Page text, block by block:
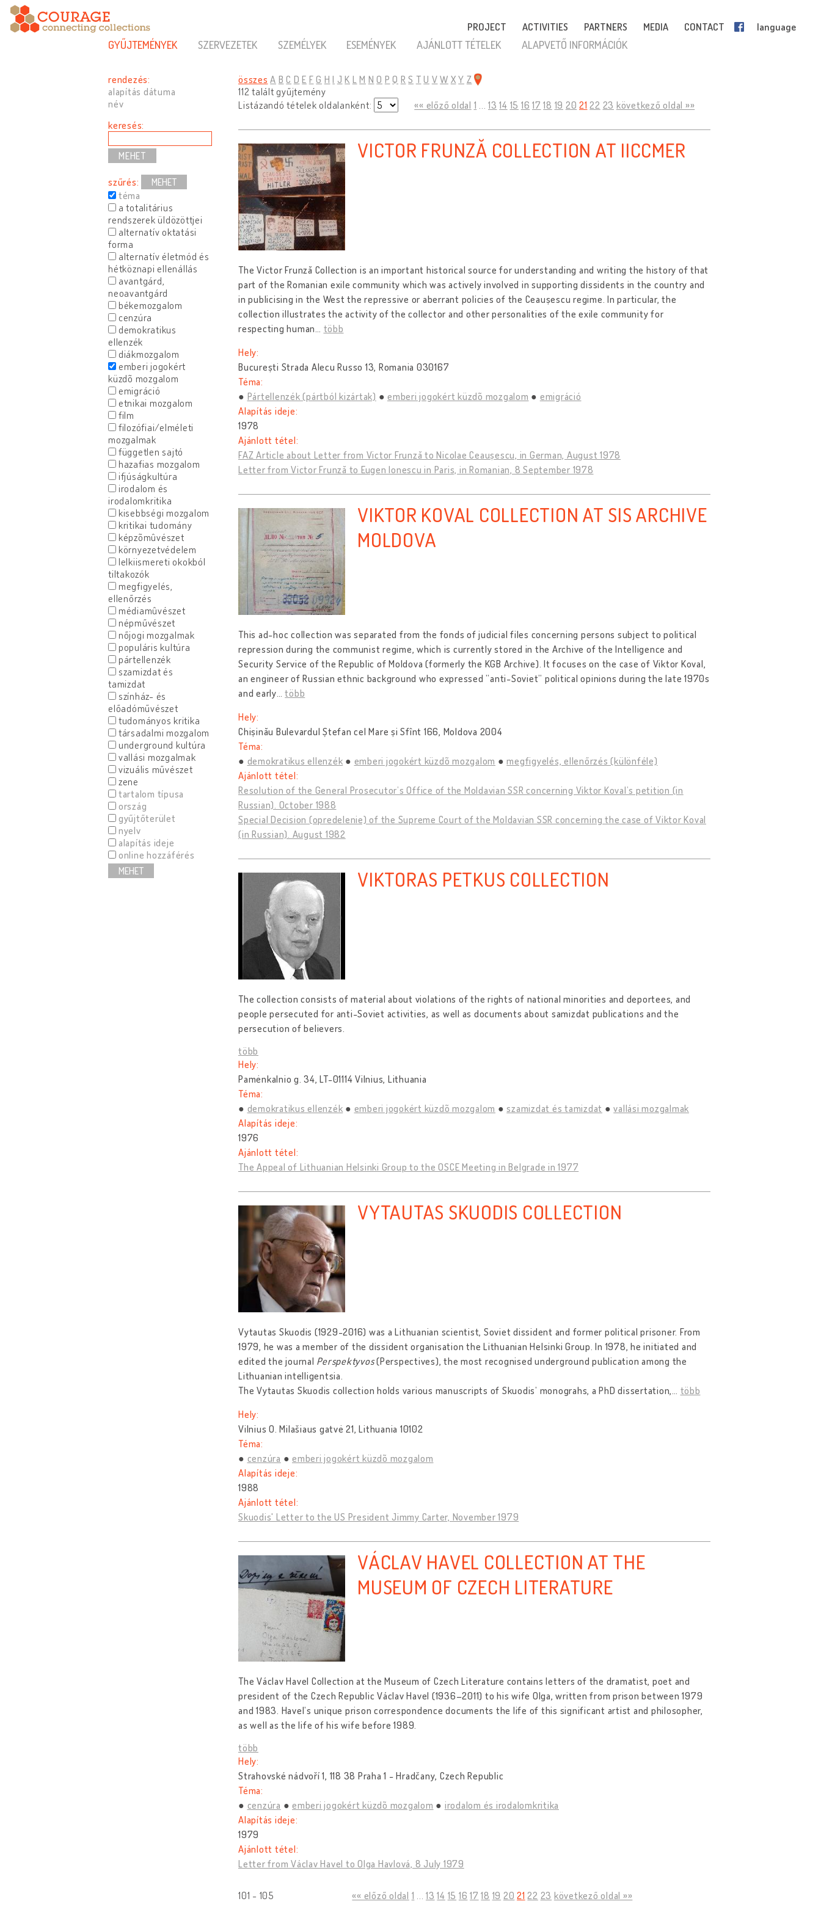
PROJECT ACTIVITIES PARTNERS MEDIA CONTACT language
GYŰJTEMÉNYEK SZERVEZETEK SZEMÉLYEK ESEMÉNYEK AJÁNLOTT TÉTELEK ALAPVETŐ INFORMÁCIÓK
rendezés:
alapítás dátuma
név
keresés:
szűrés:
MEHET
téma
a totalitárius
rendszerek üldözöttjei
alternatív oktatási
forma
alternatív életmód és
hétköznapi ellenállás
avantgárd,
neoavantgárd
békemozgalom
cenzúra
demokratikus
ellenzék
diákmozgalom
emberi jogokért
küzdõ mozgalom
emigráció
etnikai mozgalom
film
filozófiai/elméleti
mozgalmak
független sajtó
hazafias mozgalom
ifjúságkultúra
irodalom és
irodalomkritika
kisebbségi mozgalom
kritikai tudomány
képzõmûvészet
környezetvédelem
lelkiismereti okokból
tiltakozók
megfigyelés,
ellenőrzés
médiamûvészet
népművészet
nőjogi mozgalmak
populáris kultúra
pártellenzék
szamizdat és
tamizdat
színház- és
előadóművészet
tudományos kritika
társadalmi mozgalom
underground kultúra
vallási mozgalmak
vizuális művészet
zene
tartalom típusa
ország
gyűjtőterület
nyelv
alapítás ideje
online hozzáférés
MEHET
összes A B C D E F G H I J K L M N O P Q R S T U V W X Y Z
112 talált gyűjtemény
Listázandó tételek oldalanként:
«« előző oldal 1 ... 13 14 15 16 17 18 19 20 21 22 23 következő oldal »»
VICTOR FRUNZĂ COLLECTION AT IICCMER
The Victor Frunză Collection is an important historical source for understanding and writing the history of that
part of the Romanian exile community which was actively involved in supporting dissidents in the country and
in publicising in the West the repressive or aberrant policies of the Ceaușescu regime. In particular, the
collection illustrates the activity of the collector and other personalities of the exile community for
respecting human… több
Hely:
București Strada Alecu Russo 13, Romania 030167
Téma:
Pártellenzék (pártból kizártak)
emberi jogokért küzdõ mozgalom
emigráció
Alapítás ideje:
1978
Ajánlott tétel:
FAZ Article about Letter from Victor Frunză to Nicolae Ceaușescu, in German, August 1978
Letter from Victor Frunză to Eugen Ionescu in Paris, in Romanian, 8 September 1978
VIKTOR KOVAL COLLECTION AT SIS ARCHIVE
MOLDOVA
This ad-hoc collection was separated from the fonds of judicial files concerning persons subject to political
repression during the communist regime, which is currently stored in the Archive of the Intelligence and
Security Service of the Republic of Moldova (formerly the KGB Archive). It focuses on the case of Viktor Koval,
an engineer of Russian ethnic background who expressed ”anti-Soviet” political opinions during the late 1970s
and early…több
Hely:
Chișinău Bulevardul Ștefan cel Mare și Sfînt 166, Moldova 2004
Téma:
demokratikus ellenzék
emberi jogokért küzdõ mozgalom
megfigyelés, ellenőrzés (különféle)
Ajánlott tétel:
Resolution of the General Prosecutor’s Office of the Moldavian SSR concerning Viktor Koval’s petition (in
Russian). October 1988
Special Decision (opredelenie) of the Supreme Court of the Moldavian SSR concerning the case of Viktor Koval
(in Russian). August 1982
VIKTORAS PETKUS COLLECTION
The collection consists of material about violations of the rights of national minorities and deportees, and
people persecuted for anti-Soviet activities, as well as documents about samizdat publications and the
persecution of believers.
több
Hely:
Pamėnkalnio g. 34, LT-01114 Vilnius, Lithuania
Téma:
demokratikus ellenzék
emberi jogokért küzdõ mozgalom szamizdat és tamizdat
vallási mozgalmak
Alapítás ideje:
1976
Ajánlott tétel:
The Appeal of Lithuanian Helsinki Group to the OSCE Meeting in Belgrade in 1977
VYTAUTAS SKUODIS COLLECTION
Vytautas Skuodis (1929-2016) was a Lithuanian scientist, Soviet dissident and former political prisoner. From
1979, he was a member of the dissident organisation the Lithuanian Helsinki Group. In 1978, he initiated and
edited the journal Perspektyvos(Perspectives), the most recognised underground publication among the
Lithuanian intelligentsia.
The Vytautas Skuodis collection holds various manuscripts of Skuodis’ monograhs, a PhD dissertation,… több
Hely:
Vilnius O. Milašiaus gatvė 21, Lithuania 10102
Téma:
cenzúra
emberi jogokért küzdõ mozgalom
Alapítás ideje:
1988
Ajánlott tétel:
Skuodis' Letter to the US President Jimmy Carter, November 1979
VÁCLAV HAVEL COLLECTION AT THE
MUSEUM OF CZECH LITERATURE
The Václav Havel Collection at the Museum of Czech Literature contains letters of the dramatist, poet and
president of the Czech Republic Václav Havel (1936–2011) to his wife Olga, written from prison between 1979
and 1983. Havel’s unique prison correspondence documents the life of this significant artist and philosopher,
as well as the life of his wife before 1989.
több
Hely:
Strahovské nádvoří 1, 118 38 Praha 1 - Hradčany, Czech Republic
Téma:
cenzúra
emberi jogokért küzdõ mozgalom
irodalom és irodalomkritika
Alapítás ideje:
1979
Ajánlott tétel:
Letter from Václav Havel to Olga Havlová, 8 July 1979
101 - 105 «« előző oldal 1 ...13 14 15 16 17 18 19 20 21 22 23 következő oldal »»